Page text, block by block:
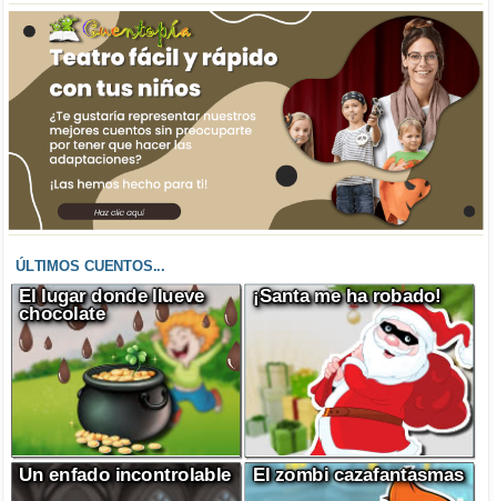
ÚLTIMOS CUENTOS...
El lugar donde llueve
chocolate
¡Santa me ha robado!
Un enfado incontrolable El zombi cazafantasmas